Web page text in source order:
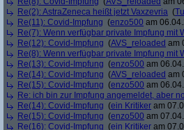
Re(2): AstraZeneca heißt jetzt Vaxzevria (
Re(11): Covid-Impfung (enzo500 am
Re(7): Wenn verfügbar private Impfung mit
Re(12): Covid-Impfung (AVS_reloaded am
Re(8): Wenn verfügbar private Impfung mit
Re(13): Covid-Impfung (enzo500 am
Re(14): Covid-Impfung (AVS_reloaded am
Re(15): Covid-Impfung (enzo500 am
Re: ich bin zur Impfung angemeldet, aber
Re(14): Covid-Impfung (ein Kritiker am
Re(15): Covid-Impfung (enzo500 am
Re(16): Covid-Impfung (ein Kritiker am